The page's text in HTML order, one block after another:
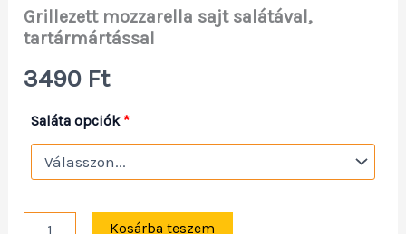
Grillezett mozzarella sajt salátával,
tartármártással
3490 Ft
Saláta opciók*
Kosárba teszem